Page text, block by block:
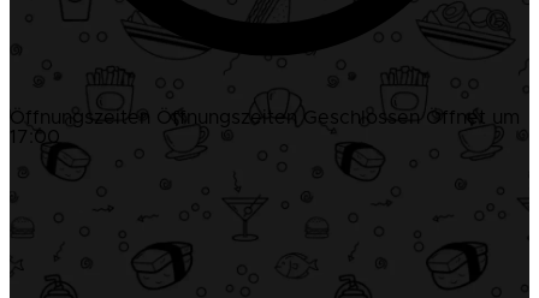
Öffnungszeiten Öffnungszeiten Geschlossen Öffnet um
17:00